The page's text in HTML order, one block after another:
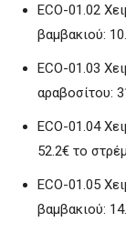
ECO-01.02
βαμβακιού:
ECO-01.03
αραβοσίτου:
ECO-01.04
52.2€ το
ECO-01.05
βαμβακιού: